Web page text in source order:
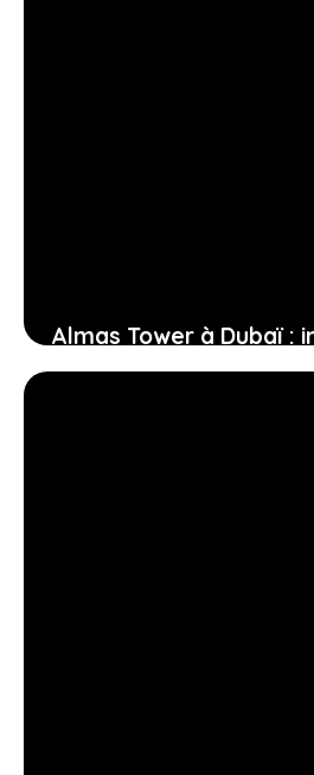
Almas Tower à Dubaï :
bureaux, services